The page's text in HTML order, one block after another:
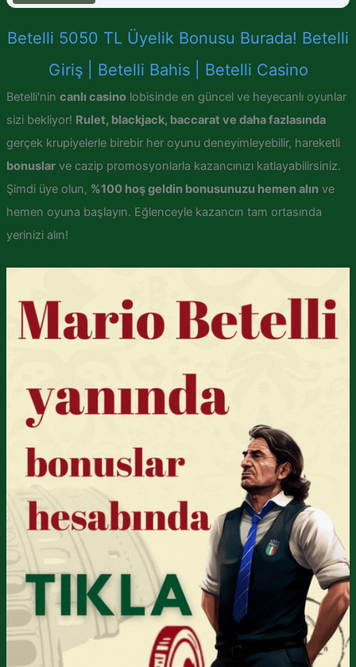
Betelli 5050 TL Üyelik Bonusu Burada! Betelli
Giriş | Betelli Bahis | Betelli Casino
Betelli'nin canlı casinolobisinde en güncel ve heyecanlı oyunlar
sizi bekliyor! Rulet, blackjack, baccarat ve daha fazlasında
gerçek krupiyelerle birebir her oyunu deneyimleyebilir, hareketli
bonuslarve cazip promosyonlarla kazancınızı katlayabilirsiniz.
Şimdi üye olun, %100 hoş geldin bonusunuzu hemen alın ve
hemen oyuna başlayın. Eğlenceyle kazancın tam ortasında
yerinizi alın!